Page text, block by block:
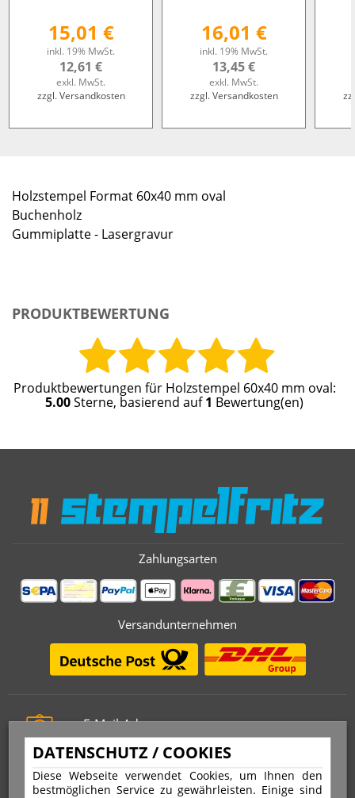
DATENSCHUTZ / COOKIES
Diese Webseite verwendet Cookies, um Ihnen den
bestmöglichen Service zu gewährleisten. Einige sind
15,01 €
inkl. 19% MwSt.
12,61 €
exkl. MwSt.
zzgl. Versandkosten
16,01 €
inkl. 19% MwSt.
13,45 €
exkl. MwSt.
zzgl. Versandkosten
Holzstempel Format 60x40 mm oval
Buchenholz
Gummiplatte - Lasergravur
PRODUKTBEWERTUNG
Produktbewertungen für Holzstempel 60x40 mm oval:
5.00Sterne, basierend auf1 Bewertung(en)
Zahlungsarten
Versandunternehmen
E-Mail-Adresse
info@stempelfritz.de
Telefon
0221 677 812 08